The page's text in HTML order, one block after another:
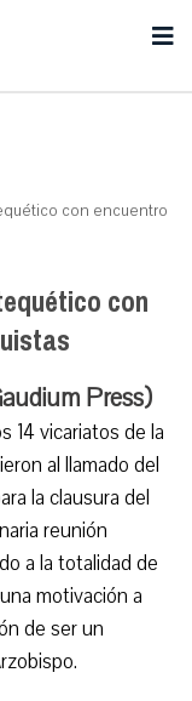
con encuentro
con
Press)
14 vicariatos de la
al llamado del
la clausura del
reunión
a la totalidad de
motivación a
de ser un